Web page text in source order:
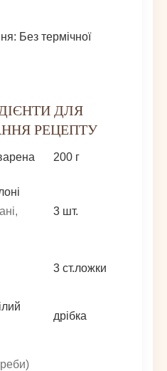
Без термічної
ДЛЯ
РЕЦЕПТУ
200 г
3 шт.
3 ст.ложки
дрібка